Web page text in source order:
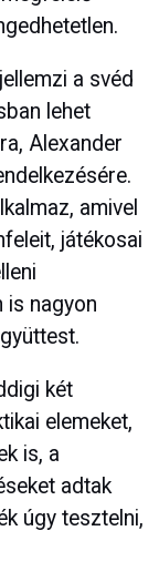
a svéd
lehet
Alexander
amivel
játékosai
is nagyon
két
elemeket,
is, a
adtak
úgy tesztelni,